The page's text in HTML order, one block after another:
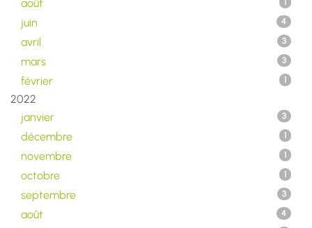
août 1
juin 4
avril 3
mars 3
février 1
2022
janvier
3
décembre 1
novembre 1
octobre 1
septembre 3
août 4